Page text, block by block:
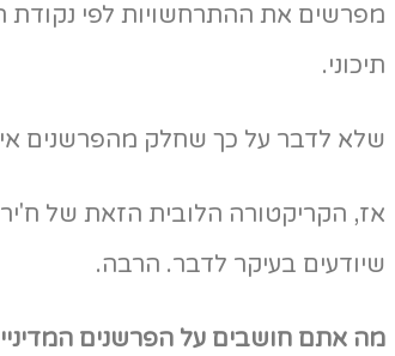
מפרשים את ההתרחשויות לפי
תיכוני.
שלא לדבר על כך שחלק מהפרשנים
אז, הקריקטורה הלובית הזאת של
שיודעים בעיקר לדבר. הרבה.
מה אתם חושבים על הפרשנים